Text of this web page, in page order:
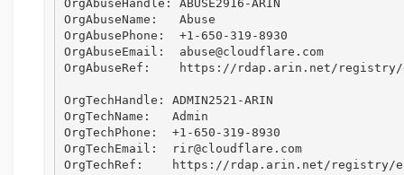
OrgAbuseHandle: ABUSE2916-ARIN
OrgAbuseName:   Abuse
OrgAbusePhone:  +1-650-319-8930
OrgAbuseEmail:  abuse@cloudflare.com
OrgAbuseRef:    https://rdap.arin.net/registry/
OrgTechHandle: ADMIN2521-ARIN
OrgTechName:   Admin
OrgTechPhone:  +1-650-319-8930
OrgTechEmail:  rir@cloudflare.com
OrgTechRef:    https://rdap.arin.net/registry/